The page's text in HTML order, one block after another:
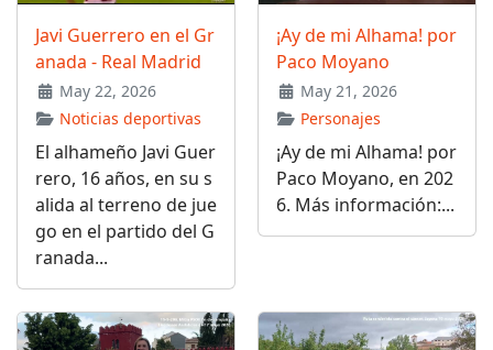
Javi Guerrero en el Gr
anada - Real Madrid
May 22, 2026
Noticias deportivas
El alhameño Javi Guer
rero, 16 años, en su s
alida al terreno de jue
go en el partido del G
ranada...
¡Ay de mi Alhama! por
Paco Moyano
May 21, 2026
Personajes
¡Ay de mi Alhama! por
Paco Moyano, en 202
6. Más información:...